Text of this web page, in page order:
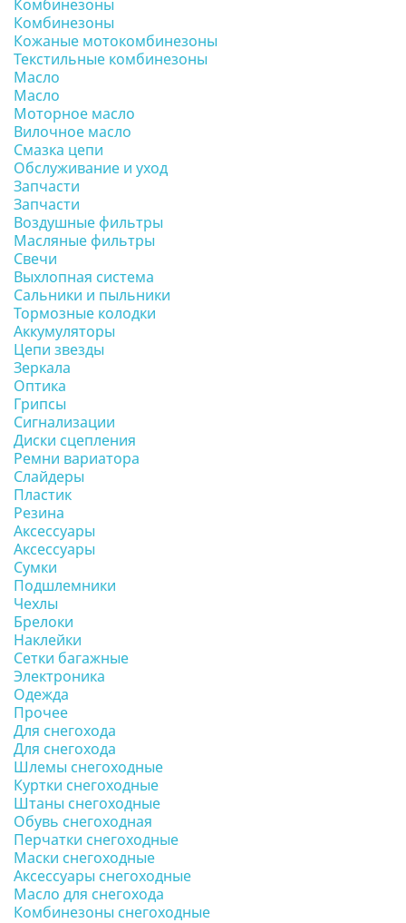
Комбинезоны
Комбинезоны
Кожаные мотокомбинезоны
Текстильные комбинезоны
Масло
Масло
Моторное масло
Вилочное масло
Смазка цепи
Обслуживание и уход
Запчасти
Запчасти
Воздушные фильтры
Масляные фильтры
Свечи
Выхлопная система
Сальники и пыльники
Тормозные колодки
Аккумуляторы
Цепи звезды
Зеркала
Оптика
Грипсы
Сигнализации
Диски сцепления
Ремни вариатора
Слайдеры
Пластик
Резина
Аксессуары
Аксессуары
Сумки
Подшлемники
Чехлы
Брелоки
Наклейки
Сетки багажные
Электроника
Одежда
Прочее
Для снегохода
Для снегохода
Шлемы снегоходные
Куртки снегоходные
Штаны снегоходные
Обувь снегоходная
Перчатки снегоходные
Маски снегоходные
Аксессуары снегоходные
Масло для снегохода
Комбинезоны снегоходные